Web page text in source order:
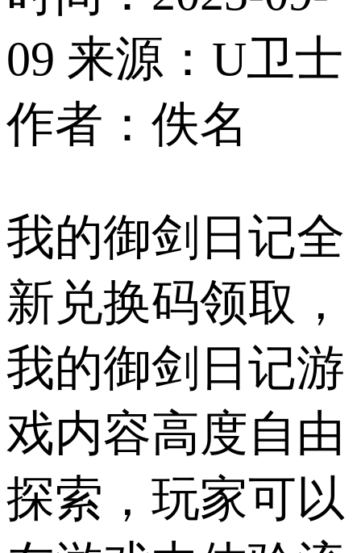
09 来源：U卫士
作者：佚名
我的御剑日记全
新兑换码领取，
我的御剑日记游
戏内容高度自由
探索，玩家可以